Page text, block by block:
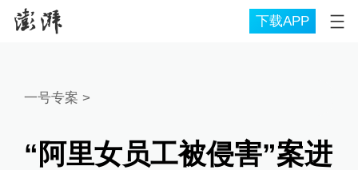
下载APP
一号专案 >
“阿里女员工被侵害”案进